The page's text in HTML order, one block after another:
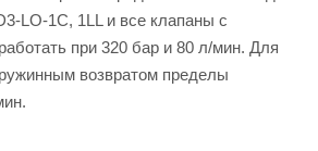
LO-1C, 1LL и все клапаны с
при 320 бар и 80 л/мин. Для
возвратом пределы